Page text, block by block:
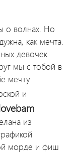
о волнах. Но
как мечта.
девочек
мы с тобой в
мечту
и
из
морде и фиш